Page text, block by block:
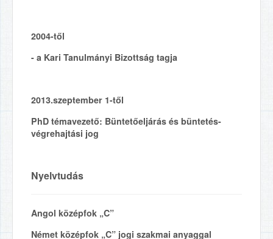
2004-től
- a Kari Tanulmányi Bizottság tagja
2013.szeptember 1-től
PhD témavezető: Büntetőeljárás és büntetés-
végrehajtási jog
Nyelvtudás
Angol középfok „C”
Német középfok „C” jogi szakmai anyaggal